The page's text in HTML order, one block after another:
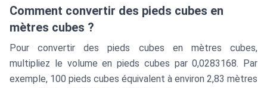
Comment convertir des pieds cubes en
mètres cubes ?
Pour convertir des pieds cubes en mètres cubes,
multipliez le volume en pieds cubes par 0,0283168. Par
exemple, 100 pieds cubes équivalent à environ 2,83 mètres